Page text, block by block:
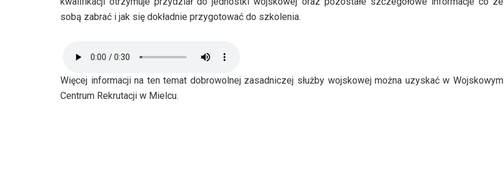
sobą zabrać i jak się dokładnie przygotować do szkolenia.
Więcej informacji na ten temat dobrowolnej zasadniczej służby wojskowej można uzyskać w Wojskowym
Centrum Rekrutacji w Mielcu.